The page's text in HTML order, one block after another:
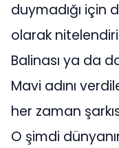
duymadığı için
olarak
Balinası ya da
Mavi adını
her zaman
O şimdi